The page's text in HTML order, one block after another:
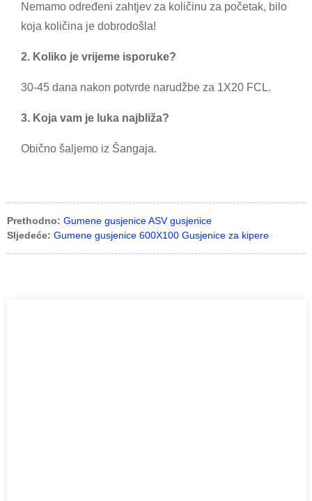
Nemamo određeni zahtjev za količinu za početak, bilo
koja količina je dobrodošla!
2. Koliko je vrijeme isporuke?
30-45 dana nakon potvrde narudžbe za 1X20 FCL.
3. Koja vam je luka najbliža?
Obično šaljemo iz Šangaja.
Prethodno: Gumene gusjenice ASV gusjenice
Sljedeće: Gumene gusjenice 600X100 Gusjenice za kipere